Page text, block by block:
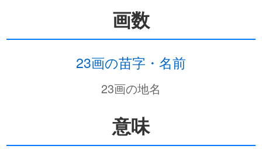
画数
23画の苗字・名前
23画の地名
意味